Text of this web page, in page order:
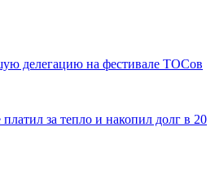
делегацию на фестивале ТОСов
за тепло и накопил долг в 20